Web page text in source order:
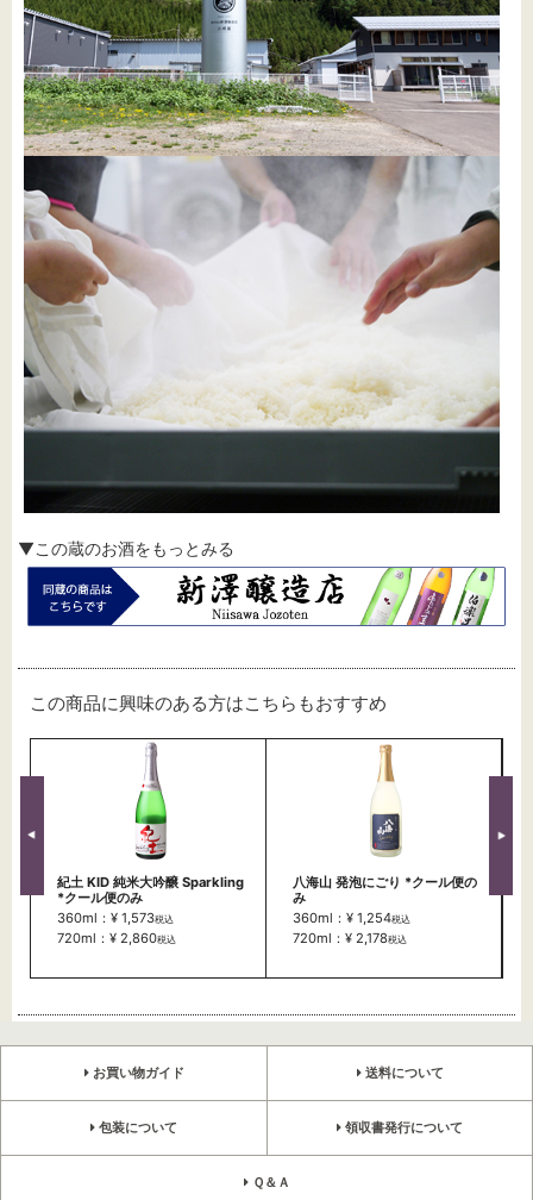
▼この蔵のお酒をもっとみる
この商品に興味のある方はこちらもおすすめ
紀土 KID 純米大吟醸 Sparkling
*クール便のみ
360ml：¥ 1,573税込
720ml：¥ 2,860税込
八海山 発泡にごり *クール便の
み
360ml：¥ 1,254税込
720ml：¥ 2,178税込
お買い物ガイド 送料について
包装について 領収書発行について
Ｑ＆Ａ